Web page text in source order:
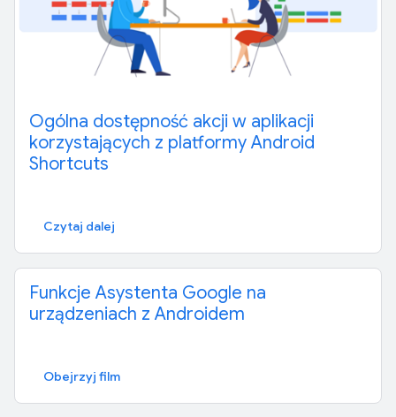
Ogólna dostępność akcji w aplikacji
korzystających z platformy Android
Shortcuts
Czytaj dalej
Funkcje Asystenta Google na
urządzeniach z Androidem
Obejrzyj film